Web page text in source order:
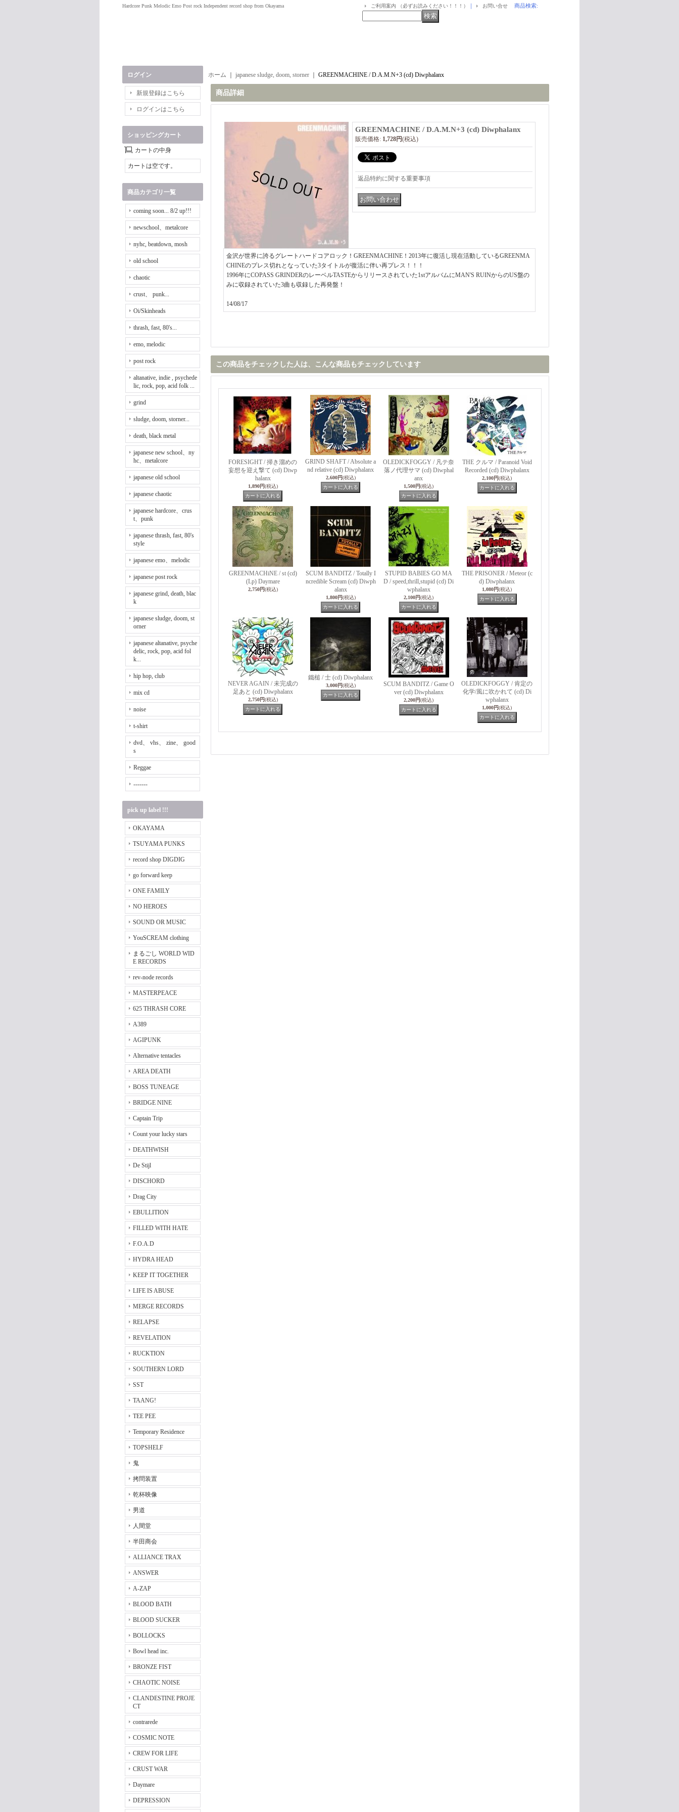
Hardcore Punk Melodic Emo Post rock Independent record shop from Okayama ご利用案内 （必ずお読みください！！！） ｜ お問い合せ 商品検索:
ログイン
新規登録はこちら
ログインはこちら
ショッピングカート
カートの中身
カートは空です。
商品カテゴリ一覧
coming soon... 8/2 up!!!
newschool、metalcore
nyhc, beatdown, mosh
old school
chaotic
crust、 punk...
Oi/Skinheads
thrash, fast, 80's...
emo, melodic
post rock
altanative, indie , psychede
lic, rock, pop, acid folk ...
grind
sludge, doom, storner...
death, black metal
japanese new school、ny
hc、metalcore
japanese old school
japanese chaotic
japanese hardcore、crus
t、punk
japanese thrash, fast, 80's
style
japanese emo、melodic
japanese post rock
japanese grind, death, blac
k
japanese sludge, doom, st
orner
japanese altanative, psyche
delic, rock, pop, acid fol
k...
hip hop, club
mix cd
noise
t-shirt
dvd、 vhs、 zine、 good
s
Reggae
-------
pick up label !!!
OKAYAMA
TSUYAMA PUNKS
record shop DIGDIG
go forward keep
ONE FAMILY
NO HEROES
SOUND OR MUSIC
YouSCREAM clothing
まるごし WORLD WID
E RECORDS
rev-node records
MASTERPEACE
625 THRASH CORE
A389
AGIPUNK
Alternative tentacles
AREA DEATH
BOSS TUNEAGE
BRIDGE NINE
Captain Trip
Count your lucky stars
DEATHWISH
De Stijl
DISCHORD
Drag City
EBULLITION
FILLED WITH HATE
F.O.A.D
HYDRA HEAD
KEEP IT TOGETHER
LIFE IS ABUSE
MERGE RECORDS
RELAPSE
REVELATION
RUCKTION
SOUTHERN LORD
SST
TAANG!
TEE PEE
Temporary Residence
TOPSHELF
鬼
拷問装置
乾杯映像
男道
人間堂
半田商会
ALLIANCE TRAX
ANSWER
A-ZAP
BLOOD BATH
BLOOD SUCKER
BOLLOCKS
Bowl head inc.
BRONZE FIST
CHAOTIC NOISE
CLANDESTINE PROJE
CT
contrarede
COSMIC NOTE
CREW FOR LIFE
CRUST WAR
Daymare
DEPRESSION
ホーム japanese sludge, doom, storner GREENMACHINE / D.A.M.N+3 (cd) Diwphalanx
商品詳細
GREENMACHINE / D.A.M.N+3 (cd) Diwphalanx
販売価格: 1,728円(税込)
返品特約に関する重要事項
金沢が世界に誇るグレートハードコアロック！GREENMACHINE！2013年に復活し現在活動しているGREENMA
CHINEのプレス切れとなっていた3タイトルが復活に伴い再プレス！！！
1996年にCOPASS GRINDERのレーベルTASTEからリリースされていた1stアルバムにMAN'S RUINからのUS盤の
みに収録されていた3曲も収録した再発盤！
14/08/17
この商品をチェックした人は、こんな商品もチェックしています
FORESIGHT / 掃き溜めの
妄想を迎え撃て (cd) Diwp
halanx
1,890円(税込)
GRIND SHAFT / Absolute a
nd relative (cd) Diwphalanx
2,600円(税込)
OLEDICKFOGGY / 凡テ奈
落ノ代理サマ (cd) Diwphal
anx
1,500円(税込)
THE クルマ / Paranoid Void
Recorded (cd) Diwphalanx
2,100円(税込)
GREENMACHiNE / st (cd)
(Lp) Daymare
2,750円(税込)
SCUM BANDITZ / Totally I
ncredible Scream (cd) Diwph
alanx
1,800円(税込)
STUPID BABIES GO MA
D / speed,thrill,stupid (cd) Di
wphalanx
2,100円(税込)
THE PRISONER / Meteor (c
d) Diwphalanx
1,080円(税込)
NEVER AGAIN / 未完成の
足あと (cd) Diwphalanx
2,750円(税込)
鐵槌 / 士 (cd) Diwphalanx
3,000円(税込)
SCUM BANDITZ / Game O
ver (cd) Diwphalanx
2,200円(税込)
OLEDICKFOGGY / 肯定の
化学/風に吹かれて (cd) Di
wphalanx
1,000円(税込)